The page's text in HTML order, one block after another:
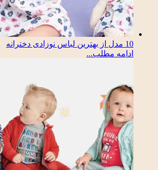
10 مدل از بهترین لباس نوزادی دخترانه
ادامه مطلب...